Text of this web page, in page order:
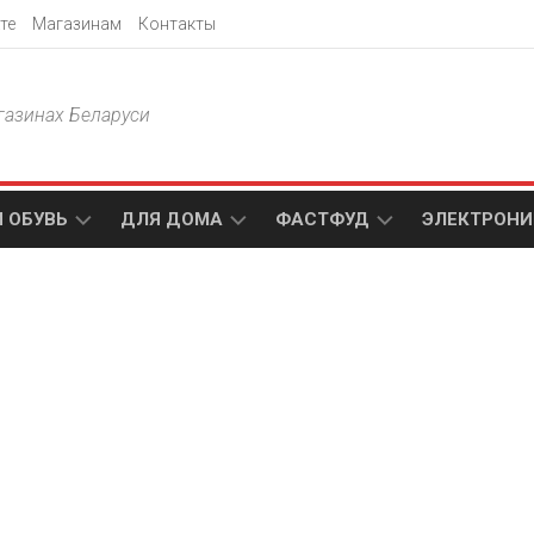
Магазинам Контакты
Беларуси
ДЛЯ ДОМА ФАСТФУД